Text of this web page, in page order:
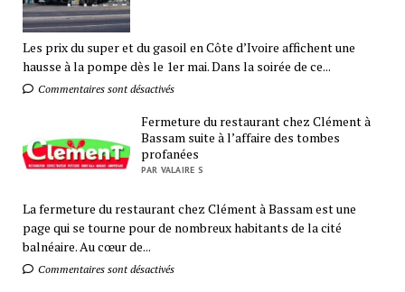
Les prix du super et du gasoil en Côte d’Ivoire affichent une
hausse à la pompe dès le 1er mai. Dans la soirée de ce...
Commentaires sont désactivés
Fermeture du restaurant chez Clément à
Bassam suite à l’affaire des tombes
profanées
PAR VALAIRE S
La fermeture du restaurant chez Clément à Bassam est une
page qui se tourne pour de nombreux habitants de la cité
balnéaire. Au cœur de...
Commentaires sont désactivés